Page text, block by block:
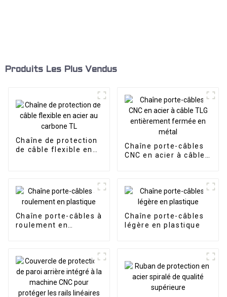
Produits Les Plus Vendus
Chaîne de protection
de câble flexible en
Chaîne porte-câbles
CNC en acier à câble
Chaîne porte-câbles à
roulement en
Chaîne porte-câbles
légère en plastique